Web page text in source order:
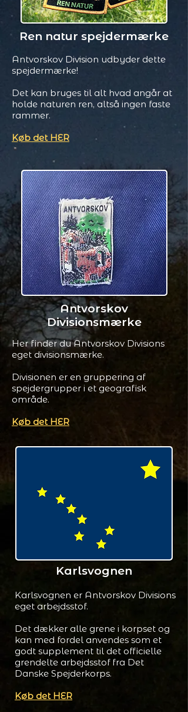
Ren natur spejdermærke
Antvorskov Division udbyder dette
spejdermærke!
Det kan bruges til alt hvad angår at
holde naturen ren, altså ingen faste
rammer.
Køb det HER
Antvorskov
Divisionsmærke
Her finder du Antvorskov Divisions
eget divisionsmærke.
Divisionen er en gruppering af
spejdergrupper i et geografisk
område.
Køb det HER
Karlsvognen
Karlsvognen er Antvorskov Divisions
eget arbejdsstof.
Det dækker alle grene i korpset og
kan med fordel anvendes som et
godt supplement til det officielle
grendelte arbejdsstof fra Det
Danske Spejderkorps.
Køb det HER